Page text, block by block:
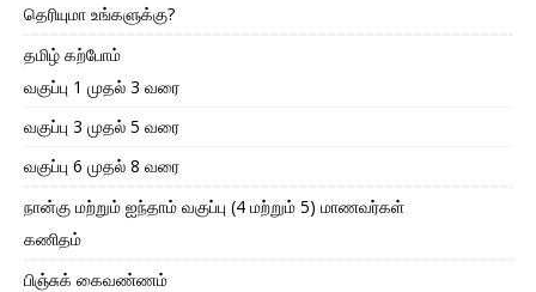
தெரியுமா உங்களுக்கு?
தமிழ் கற்போம்
வகுப்பு 1 முதல் 3 வரை
வகுப்பு 3 முதல் 5 வரை
வகுப்பு 6 முதல் 8 வரை
நான்கு மற்றும் ஐந்தாம் வகுப்பு (4 மற்றும் 5) மாணவர்கள்
கணிதம்
பிஞ்சுக் கைவண்ணம்